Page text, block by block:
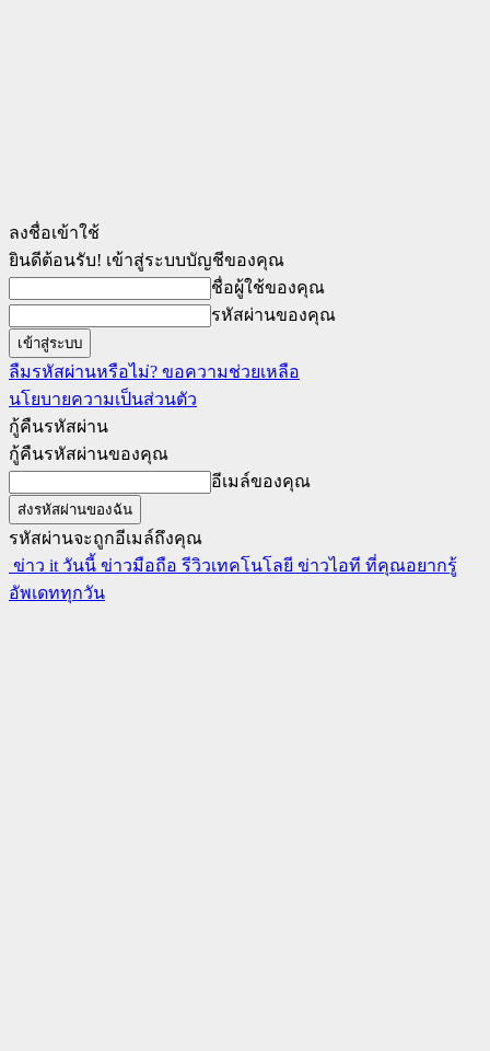
ลงชื่อเข้าใช้
ยินดีต้อนรับ! เข้าสู่ระบบบัญชีของคุณ
ชื่อผู้ใช้ของคุณ
รหัสผ่านของคุณ
ลืมรหัสผ่านหรือไม่? ขอความช่วยเหลือ
นโยบายความเป็นส่วนตัว
กู้คืนรหัสผ่าน
กู้คืนรหัสผ่านของคุณ
อีเมล์ของคุณ
รหัสผ่านจะถูกอีเมล์ถึงคุณ
ข่าว it วันนี้ ข่าวมือถือ รีวิวเทคโนโลยี ข่าวไอที ที่คุณอยากรู้
อัพเดททุกวัน